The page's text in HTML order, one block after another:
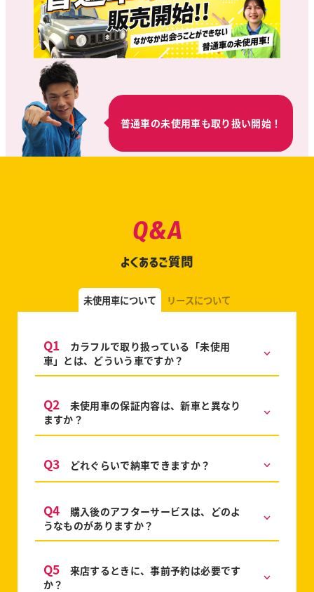
普通車の未使用車も取り扱い開始！
Q&A
よくあるご質問
未使用車について リースについて
Q1
カラフルで取り扱っている「未使用
車」とは、どういう車ですか？
Q2
未使用車の保証内容は、新車と異なり
ますか？
Q3 どれぐらいで納車できますか？
Q4
購入後のアフターサービスは、どのよ
うなものがありますか？
Q5
来店するときに、事前予約は必要です
か？